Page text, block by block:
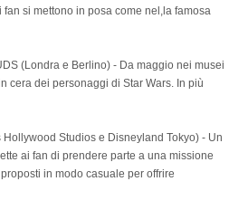
si mettono in posa come nel,la famosa
(Londra e Berlino) - Da maggio nei musei
cera dei personaggi di Star Wars. In più
Studios e Disneyland Tokyo) - Un
ai fan di prendere parte a una missione
in modo casuale per offrire